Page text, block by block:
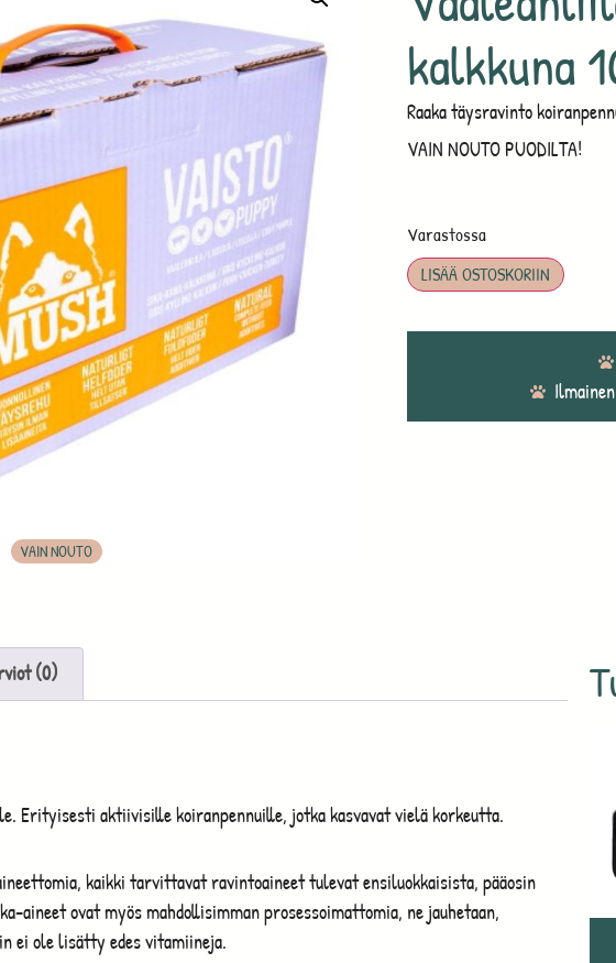
VAIN NOUTO
kalkkuna
Raaka täysravinto
VAIN NOUTO PUODILTA!
Varastossa
LISÄÄ OSTOSKORIIN
(0)
Erityisesti aktiivisille koiranpennuille, jotka kasvavat vielä korkeutta.
kaikki tarvittavat ravintoaineet tulevat ensiluokkaisista, pääosin
aineet ovat myös mahdollisimman prosessoimattomia, ne jauhetaan,
ei ole lisätty edes vitamiineja.